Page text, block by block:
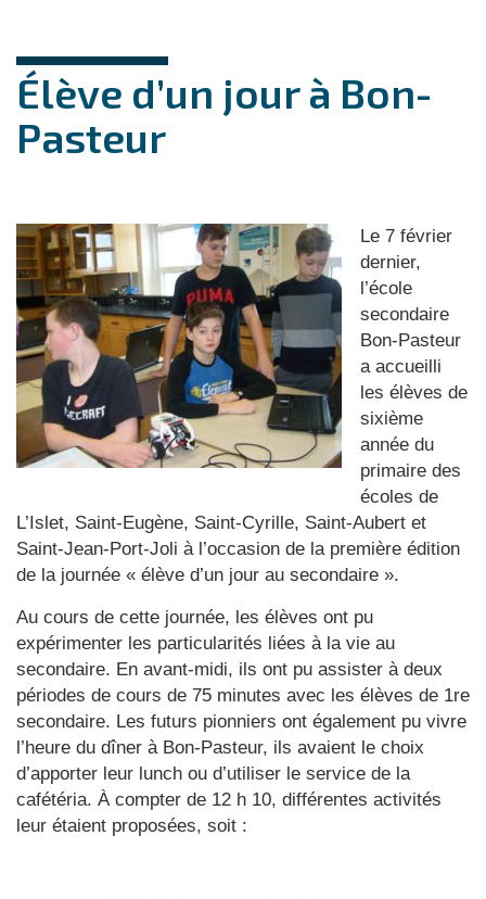
Élève d’un jour à Bon-
Pasteur
Le 7 février
dernier,
l’école
secondaire
Bon-Pasteur
a accueilli
les élèves de
sixième
année du
primaire des
écoles de
L’Islet, Saint-Eugène, Saint-Cyrille, Saint-Aubert et
Saint-Jean-Port-Joli à l’occasion de la première édition
de la journée « élève d’un jour au secondaire ».
Au cours de cette journée, les élèves ont pu
expérimenter les particularités liées à la vie au
secondaire. En avant-midi, ils ont pu assister à deux
périodes de cours de 75 minutes avec les élèves de 1re
secondaire. Les futurs pionniers ont également pu vivre
l’heure du dîner à Bon-Pasteur, ils avaient le choix
d’apporter leur lunch ou d’utiliser le service de la
cafétéria. À compter de 12 h 10, différentes activités
leur étaient proposées, soit :